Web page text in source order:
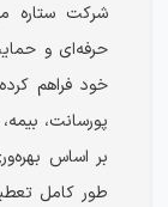
شرکت ستاره
حرفه‌ای و
خود فراهم
پورسانت،
بر اساس
طور کامل